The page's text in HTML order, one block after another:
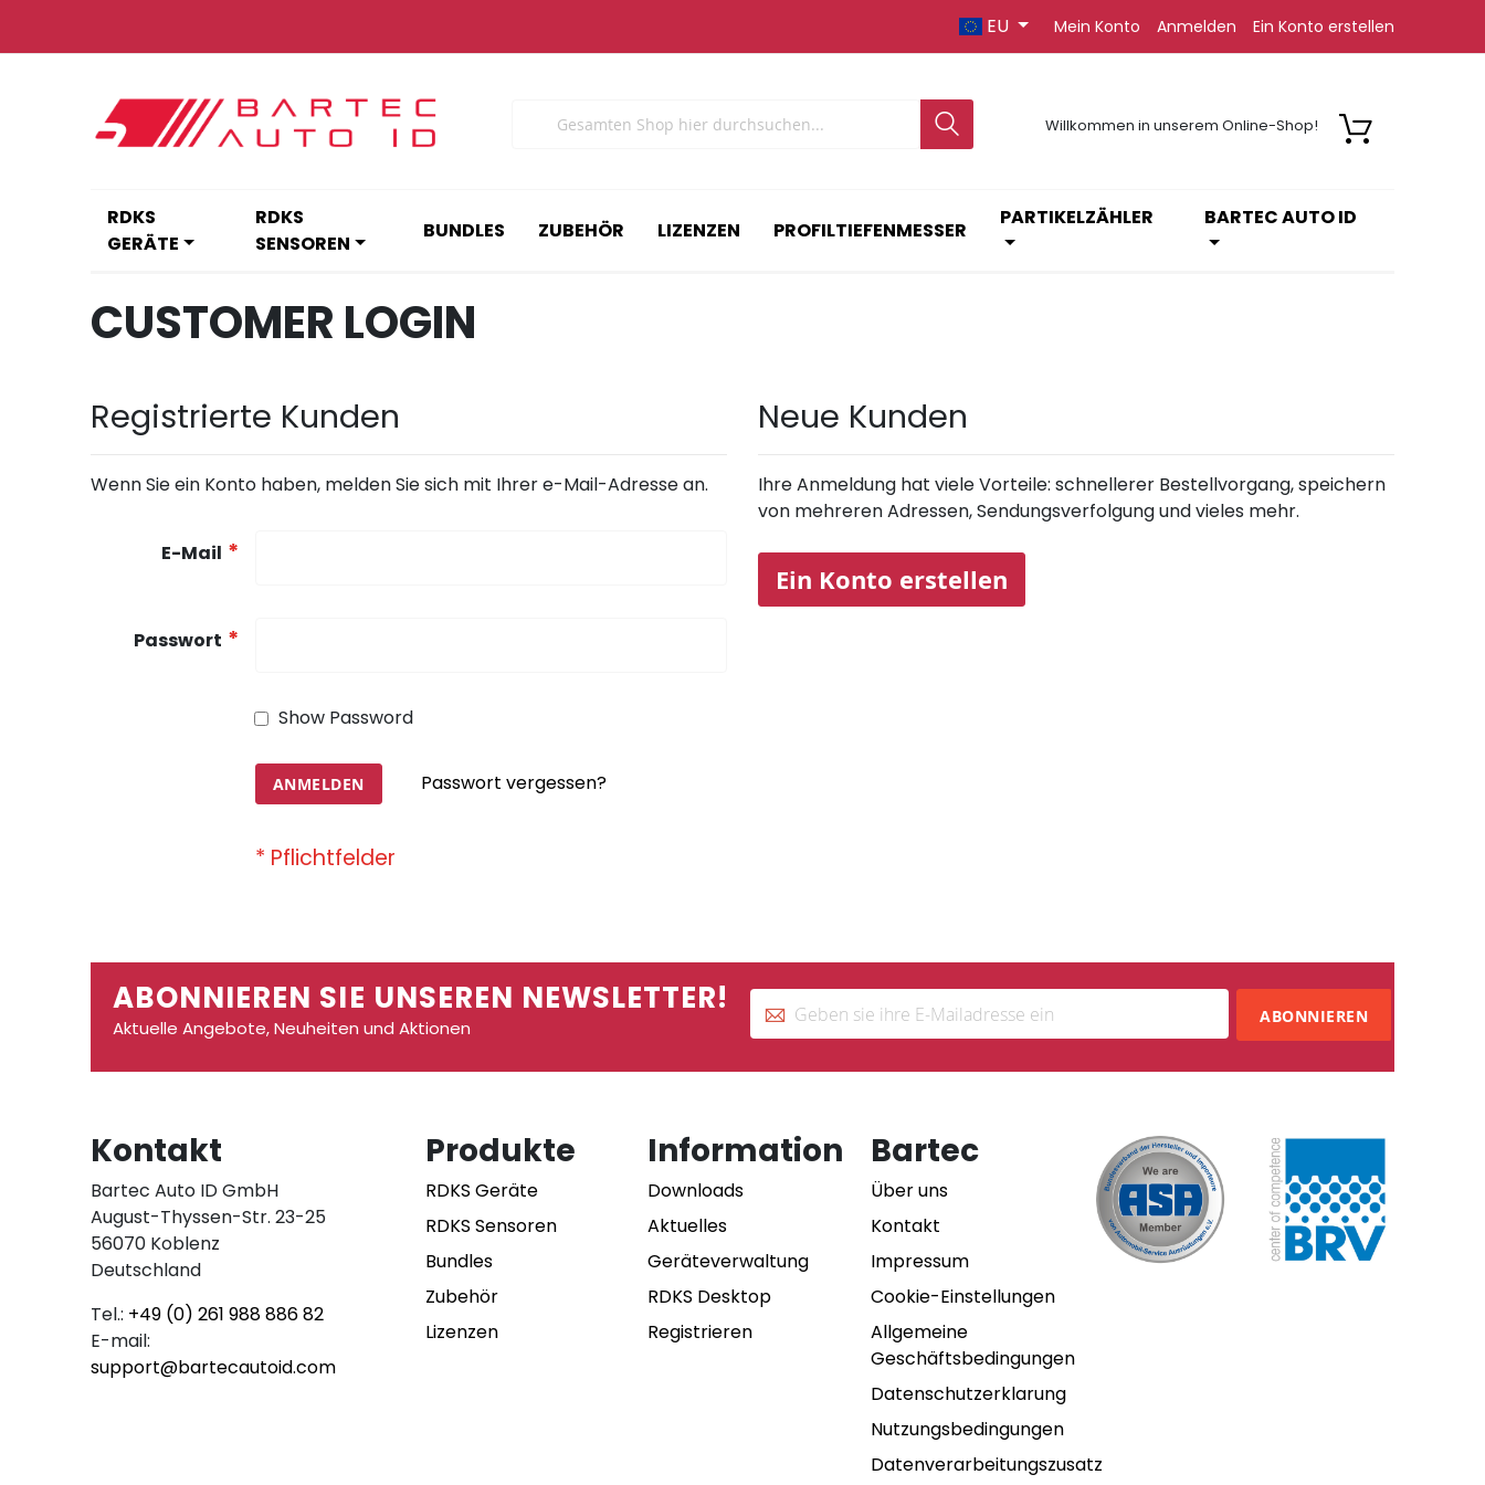
Mein Konto Anmelden Ein Konto erstellen
Inhalt
EU
Willkommen in unserem Online-Shop!
RDKS
GERÄTE
RDKS
SENSOREN
BUNDLES ZUBEHÖR LIZENZEN PROFILTIEFENMESSER
PARTIKELZÄHLER BARTEC AUTO ID
CUSTOMER LOGIN
Registrierte Kunden
Wenn Sie ein Konto haben, melden Sie sich mit Ihrer e-Mail-Adresse an.
E-Mail
Passwort
Show Password
ANMELDEN Passwort vergessen?
Neue Kunden
Ihre Anmeldung hat viele Vorteile: schnellerer Bestellvorgang, speichern
von mehreren Adressen, Sendungsverfolgung und vieles mehr.
Ein Konto erstellen
ABONNIEREN SIE UNSEREN NEWSLETTER!
Aktuelle Angebote, Neuheiten und Aktionen
ABONNIEREN
Kontakt
Bartec Auto ID GmbH
August-Thyssen-Str. 23-25
56070 Koblenz
Deutschland
Tel.: +49 (0) 261 988 886 82
E-mail:
support@bartecautoid.com
Produkte
RDKS Geräte
RDKS Sensoren
Bundles
Zubehör
Lizenzen
Information
Downloads
Aktuelles
Geräteverwaltung
RDKS Desktop
Registrieren
Bartec
Über uns
Kontakt
Impressum
Cookie-Einstellungen
Allgemeine
Geschäftsbedingungen
Datenschutzerklarung
Nutzungsbedingungen
Datenverarbeitungszusatz